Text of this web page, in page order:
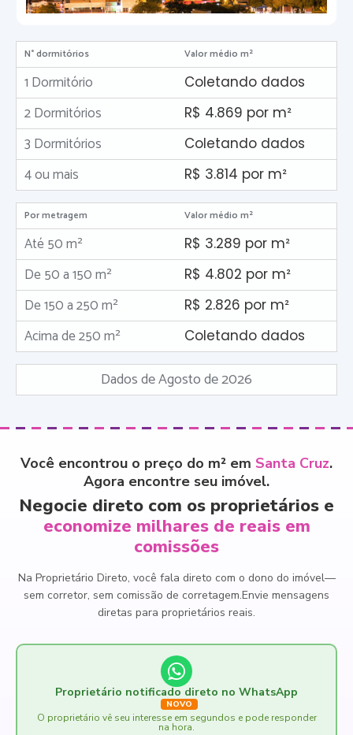
N° dormitórios Valor médio m²
1 Dormitório Coletando dados
2 Dormitórios R$ 4.869 por m²
3 Dormitórios Coletando dados
4 ou mais R$ 3.814 por m²
Por metragem Valor médio m²
Até 50 m² R$ 3.289 por m²
De 50 a 150 m² R$ 4.802 por m²
De 150 a 250 m² R$ 2.826 por m²
Acima de 250 m² Coletando dados
Dados de Agosto de 2026
Você encontrou o preço do m² em Santa Cruz.
Agora encontre seu imóvel.
Negocie direto com os proprietários e
economize milhares de reais em
comissões
Na Proprietário Direto, você fala direto com o dono do imóvel—
sem corretor, sem comissão de corretagem.Envie mensagens
diretas para proprietários reais.
Proprietário notificado direto no WhatsApp
NOVO
O proprietário vê seu interesse em segundos e pode responder
na hora.